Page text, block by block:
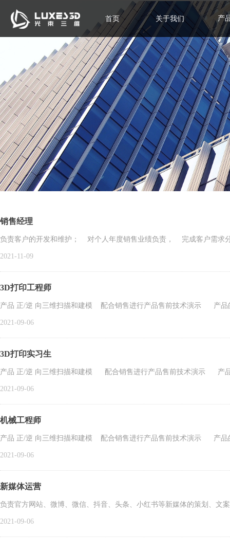
首页 关于我们 产
销售经理
负责客户的开发和维护； 对个人年度销售业绩负责， 完成客户需求
2021-11-09
3D打印工程师
产品 正/逆 向三维扫描和建模 配合销售进行产品售前技术演示 产品
2021-09-06
3D打印实习生
产品 正/逆 向三维扫描和建模 配合销售进行产品售前技术演示 产
2021-09-06
机械工程师
产品 正/逆 向三维扫描和建模 配合销售进行产品售前技术演示 产品
2021-09-06
新媒体运营
负责官方网站、微博、微信、抖音、头条、小红书等新媒体的策划、
.负责公司相关样品、产品、项目等所需素材的策划与制作，包括不限
2021-09-06